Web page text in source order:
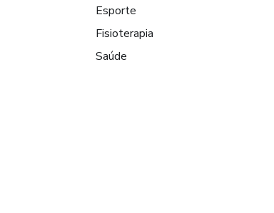
Esporte
Fisioterapia
Saúde